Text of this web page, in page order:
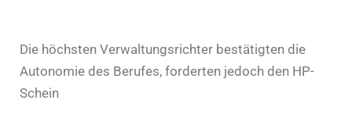
Die höchsten Verwaltungsrichter bestätigten die
Autonomie des Berufes, forderten jedoch den HP-
Schein